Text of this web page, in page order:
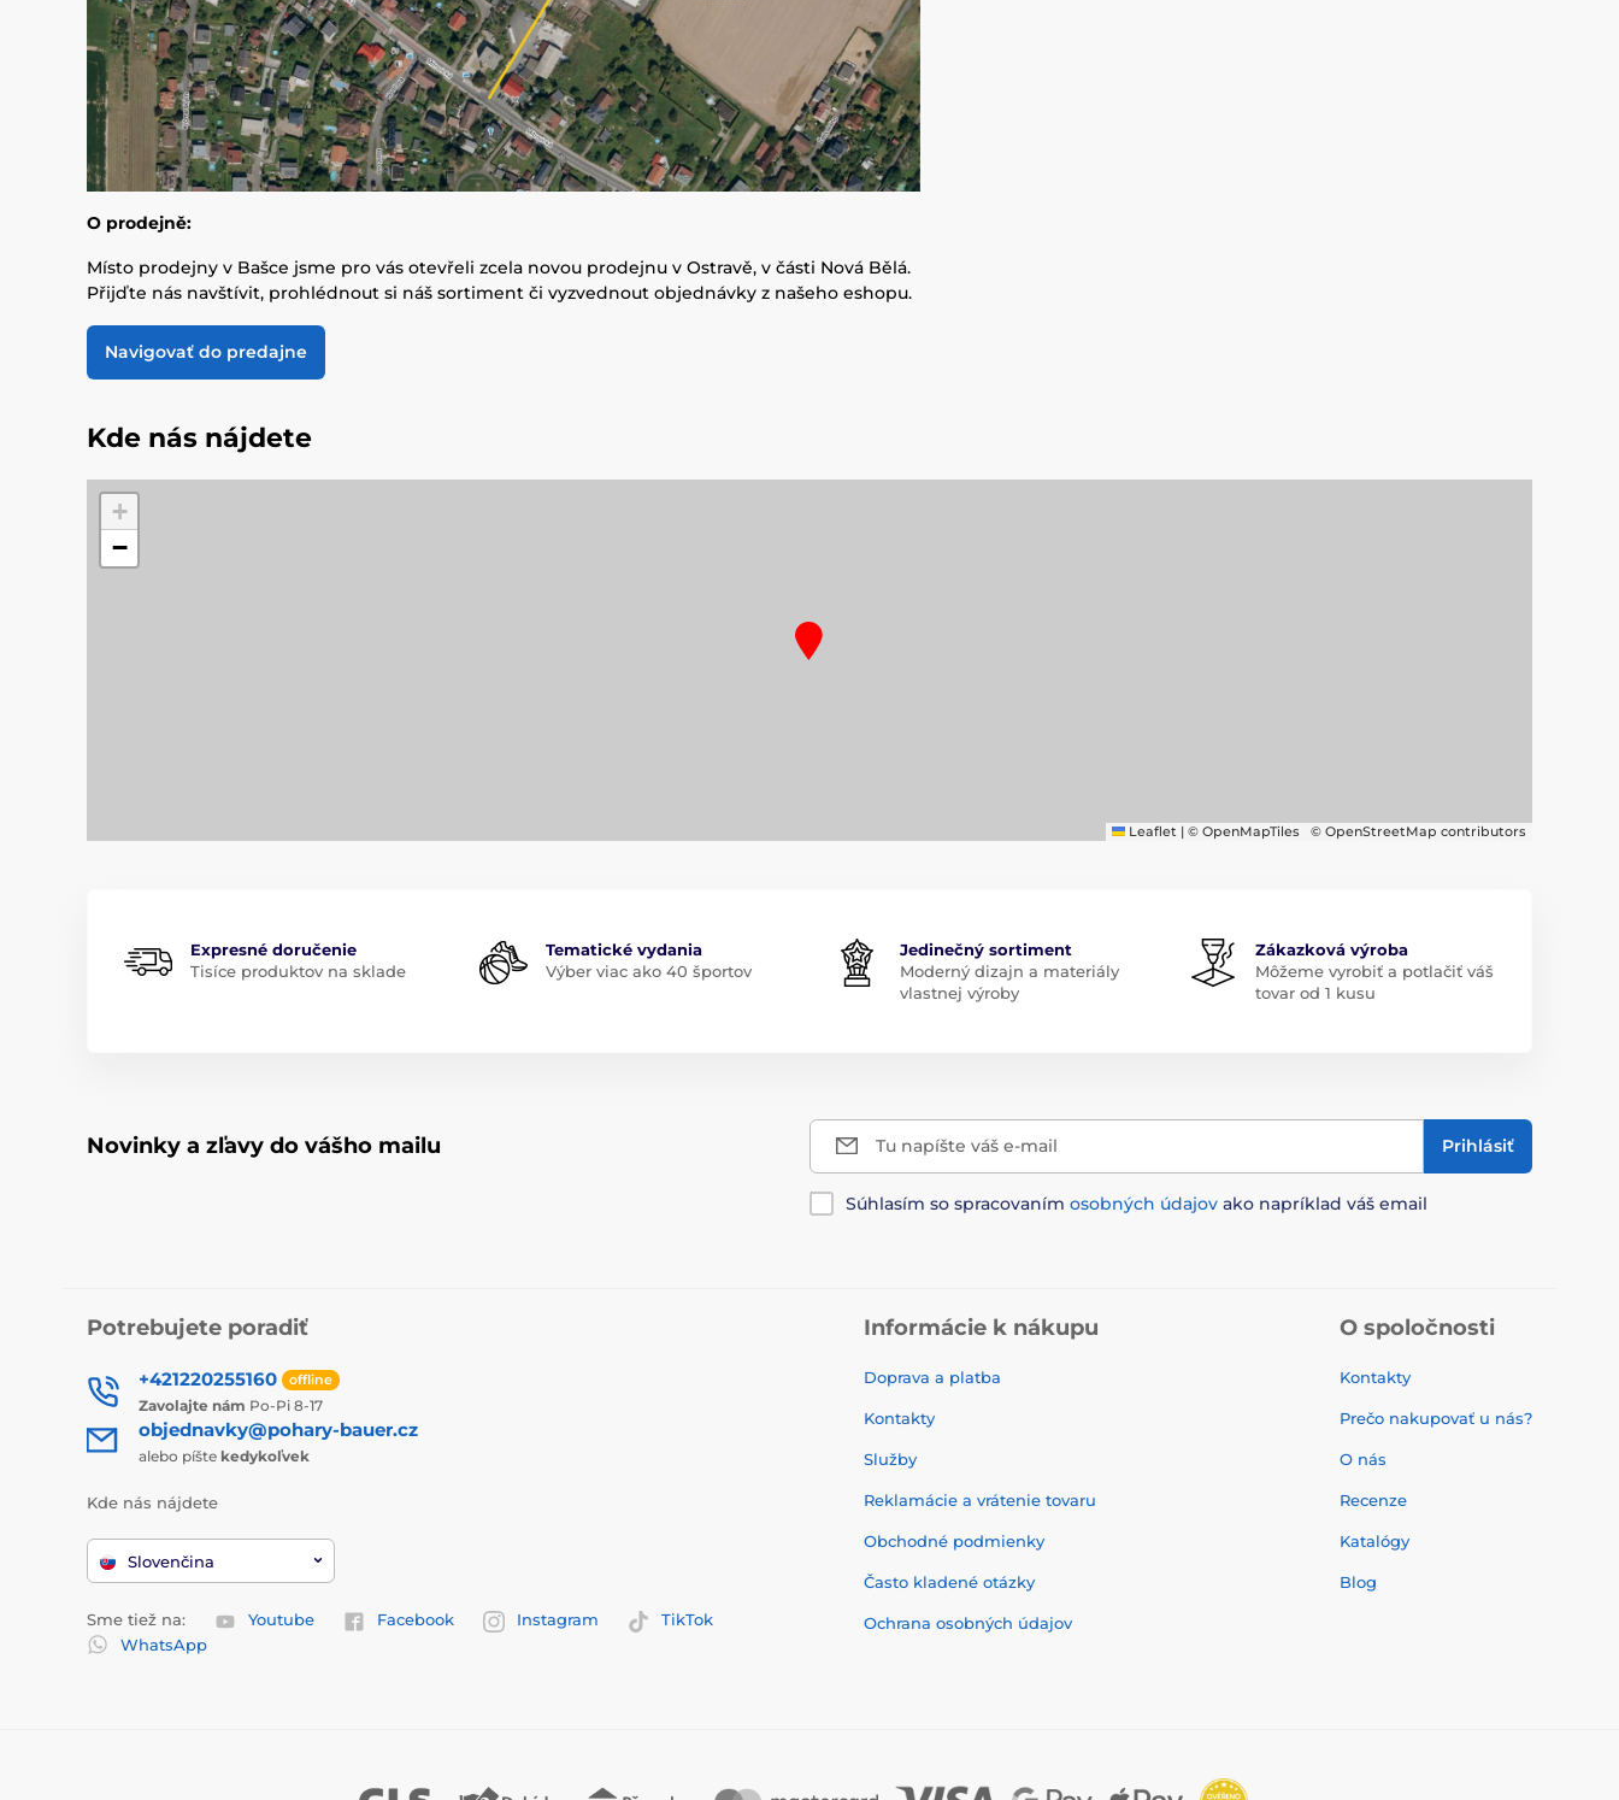
O prodejně:
Místo prodejny v Bašce jsme pro vás otevřeli zcela novou prodejnu v Ostravě, v části Nová Bělá.
Přijďte nás navštívit, prohlédnout si náš sortiment či vyzvednout objednávky z našeho eshopu.
Navigovať do predajne
Kde nás nájdete
+
−
Leaflet | © OpenMapTiles © OpenStreetMap contributors
Expresné doručenie
Tisíce produktov na sklade
Tematické vydania
Výber viac ako 40 športov
Jedinečný sortiment
Moderný dizajn a materiály
vlastnej výroby
Zákazková výroba
Môžeme vyrobiť a potlačiť váš
tovar od 1 kusu
Novinky a zľavy do vášho mailu Tu napíšte váš e-mail Prihlásiť
Súhlasím so spracovaním osobných údajov ako napríklad váš email
Potrebujete poradiť
+421220255160 offline
Zavolajte nám Po-Pi 8-17
objednavky@pohary-bauer.cz
alebo píšte kedykoľvek
Kde nás nájdete
Slovenčina
Sme tiež na: Youtube Facebook Instagram
TikTok
WhatsApp
Informácie k nákupu
Doprava a platba
Kontakty
Služby
Reklamácie a vrátenie tovaru
Obchodné podmienky
Často kladené otázky
Ochrana osobných údajov
O spoločnosti
Kontakty
Prečo nakupovať u nás?
O nás
Recenze
Katalógy
Blog